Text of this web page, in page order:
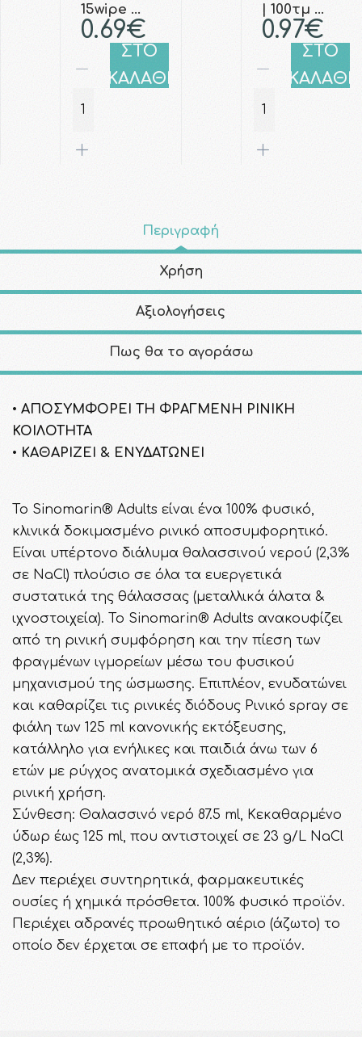
15wipe …
0.69€
ΣΤΟ
ΚΑΛΑΘΙ
| 100τμ …
0.97€
ΣΤΟ
ΚΑΛΑΘΙ
Περιγραφή
Χρήση
Αξιολογήσεις
Πως θα το αγοράσω
• ΑΠΟΣΥΜΦΟΡΕΙ ΤΗ ΦΡΑΓΜΕΝΗ ΡΙΝΙΚΗ
ΚΟΙΛΟΤΗΤΑ
• ΚΑΘΑΡΙΖΕΙ & ΕΝΥΔΑΤΩΝΕΙ
To Sinomarin® Adults είναι ένα 100% φυσικό,
κλινικά δοκιμασμένο ρινικό αποσυμφορητικό.
Είναι υπέρτονο διάλυμα θαλασσινού νερού (2,3%
σε NaCl) πλούσιο σε όλα τα ευεργετικά
συστατικά της θάλασσας (μεταλλικά άλατα &
ιχνοστοιχεία). Το Sinomarin® Adults ανακουφίζει
από τη ρινική συμφόρηση και την πίεση των
φραγμένων ιγμορείων μέσω του φυσικού
μηχανισμού της ώσμωσης. Επιπλέον, ενυδατώνει
και καθαρίζει τις ρινικές διόδους Ρινικό spray σε
φιάλη των 125 ml κανονικής εκτόξευσης,
κατάλληλο για ενήλικες και παιδιά άνω των 6
ετών με ρύγχος ανατομικά σχεδιασμένο για
ρινική χρήση.
Σύνθεση: Θαλασσινό νερό 87.5 ml, Kεκαθαρμένο
ύδωρ έως 125 ml, που αντιστοιχεί σε 23 g/L ΝaCl
(2,3%).
Δεν περιέχει συντηρητικά, φαρμακευτικές
ουσίες ή χημικά πρόσθετα. 100% φυσικό προϊόν.
Περιέχει αδρανές προωθητικό αέριο (άζωτο) το
οποίο δεν έρχεται σε επαφή με το προϊόν.